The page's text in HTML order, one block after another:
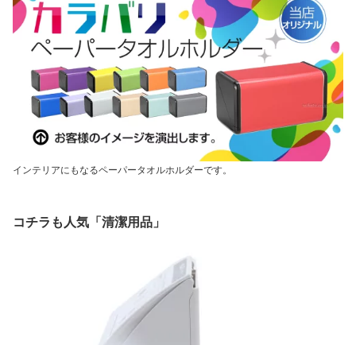
インテリアにもなるペーパータオルホルダーです。
コチラも人気「清潔用品」